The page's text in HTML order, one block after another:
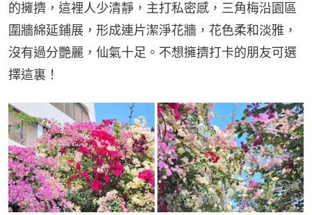
的擁擠，這裡人少清靜，主打私密感，三角梅沿園區
圍牆綿延鋪展，形成連片潔淨花牆，花色柔和淡雅，
沒有過分艷麗，仙氣十足。不想擁擠打卡的朋友可選
擇這裏！